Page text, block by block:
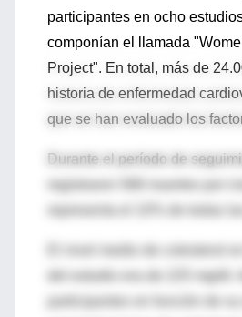
participantes en ocho
componían el llamada
Project". En total, más de
historia de enfermedad
que se han evaluado los
Durante el período de
registraron 568 muertes por
del estudio era de 225 mg/dl.